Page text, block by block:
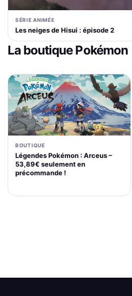
SÉRIE ANIMÉE
Les neiges de Hisui : épisode 2
La boutique Pokémon
BOUTIQUE
Légendes Pokémon : Arceus –
53,89€ seulement en
précommande !